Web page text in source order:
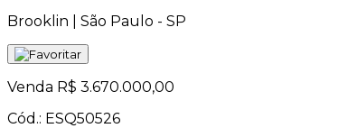
Brooklin | São Paulo - SP
Venda R$ 3.670.000,00
Cód.: ESQ50526